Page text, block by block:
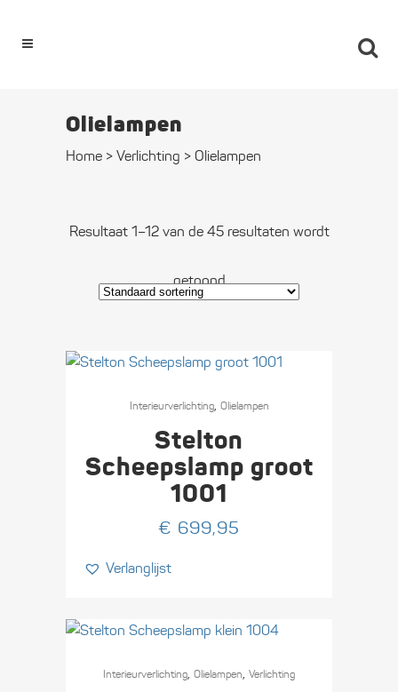
Olie­lampen
Home > Verlichting > Olie­lampen
Resultaat 1–12 van de 45 resultaten wordt
getoond
Interieur­verlichting, Olie­lampen
Stelton
Scheepslamp groot
1001
€ 699,95
Verlanglijst
Interieur­verlichting, Olie­lampen, Verlichting